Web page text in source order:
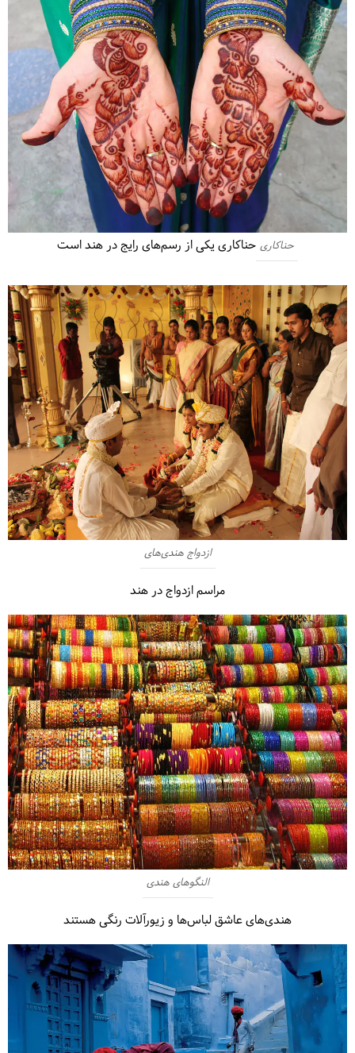
حناکاری حناکاری یکی از رسم‌های رایج در هند است
ازدواج هندی‌های
مراسم ازدواج در هند
النگوهای هندی
هندی‌های عاشق لباس‌ها و زیورآلات رنگی هستند